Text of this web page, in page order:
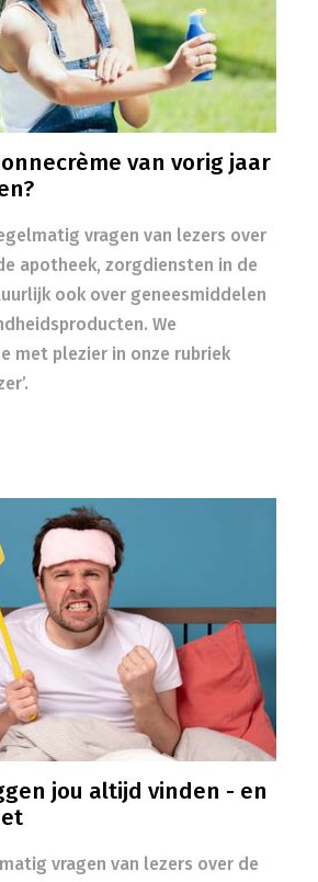
van vorig jaar
vragen van lezers over
apotheek, zorgdiensten in de
ook over geneesmiddelen
We
met plezier in onze rubriek
jou altijd vinden - en
vragen van lezers over de